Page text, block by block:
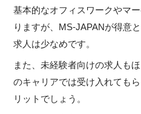
基本的なオフィスワークやマ
りますが、MS-JAPANが得意
求人は少なめです。
また、未経験者向けの求人も
のキャリアでは受け入れても
リットでしょう。